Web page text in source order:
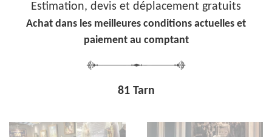
Estimation, devis et déplacement gratuits
Achat dans les meilleures conditions actuelles et
paiement au comptant
81 Tarn